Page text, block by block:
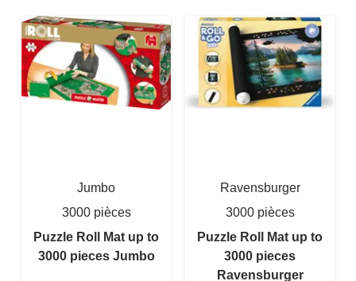
Jumbo
3000 pièces
Puzzle Roll Mat up to
3000 pieces Jumbo
Ravensburger
3000 pièces
Puzzle Roll Mat up to
3000 pieces
Ravensburger